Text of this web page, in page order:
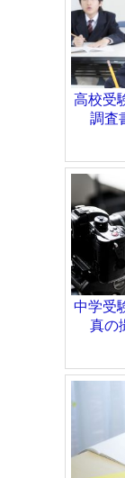
高校受
調査
中学受
真の